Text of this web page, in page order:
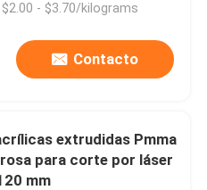
- $3.70/kilograms
Contacto
extrudidas Pmma
para corte por láser
mm